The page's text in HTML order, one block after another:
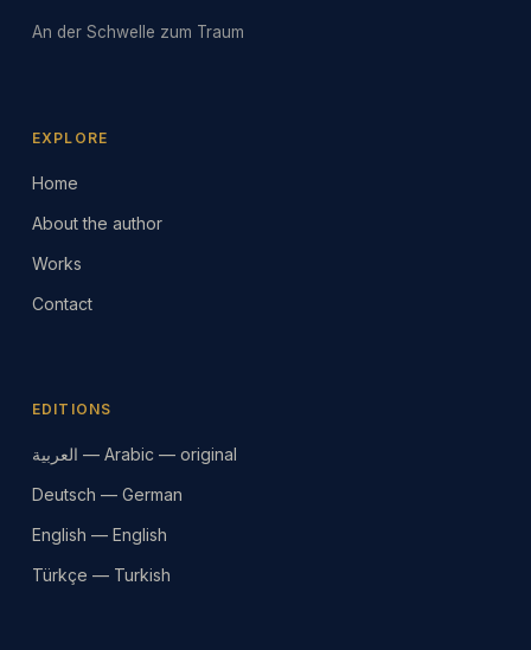
An der Schwelle zum Traum
EXPLORE
Home
About the author
Works
Contact
EDITIONS
العربية — Arabic — original
Deutsch — German
English — English
Türkçe — Turkish